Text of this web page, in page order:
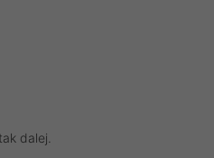
dalej.